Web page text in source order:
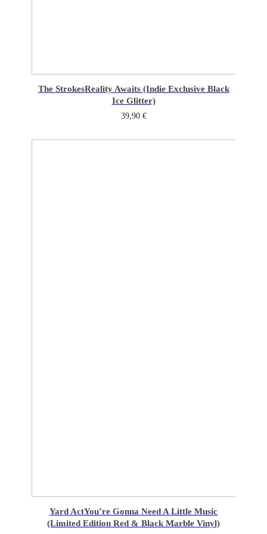
The StrokesReality Awaits (Indie Exclusive Black
Ice Glitter)
39,90 €
Yard ActYou’re Gonna Need A Little Music
(Limited Edition Red & Black Marble Vinyl)